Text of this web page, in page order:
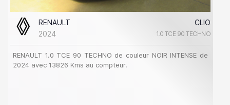
RENAULT
CLIO
2024
1.0 TCE 90 TECHNO
RENAULT 1.0 TCE 90 TECHNO de couleur NOIR INTENSE de
2024 avec 13826 Kms au compteur.